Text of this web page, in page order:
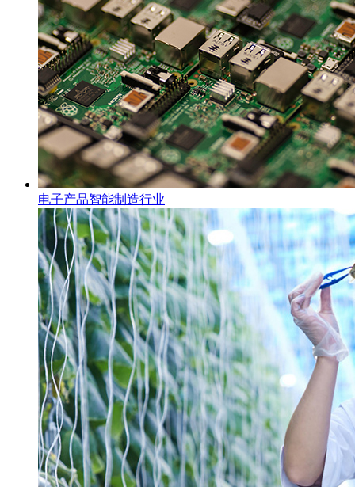
电子产品智能制造行业